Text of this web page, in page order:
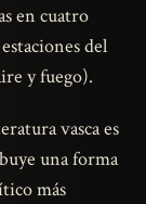
en cuatro
del
y fuego).
vasca es
una forma
más